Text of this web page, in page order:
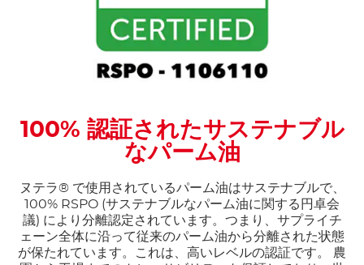
100% 認証されたサステナブル
なパーム油
ヌテラ® で使用されているパーム油はサステナブルで、
100% RSPO (サステナブルなパーム油に関する円卓会
議) により分離認定されています。つまり、サプライチ
ェーン全体に沿って従来のパーム油から分離された状態
が保たれています。これは、高いレベルの認証です。 農